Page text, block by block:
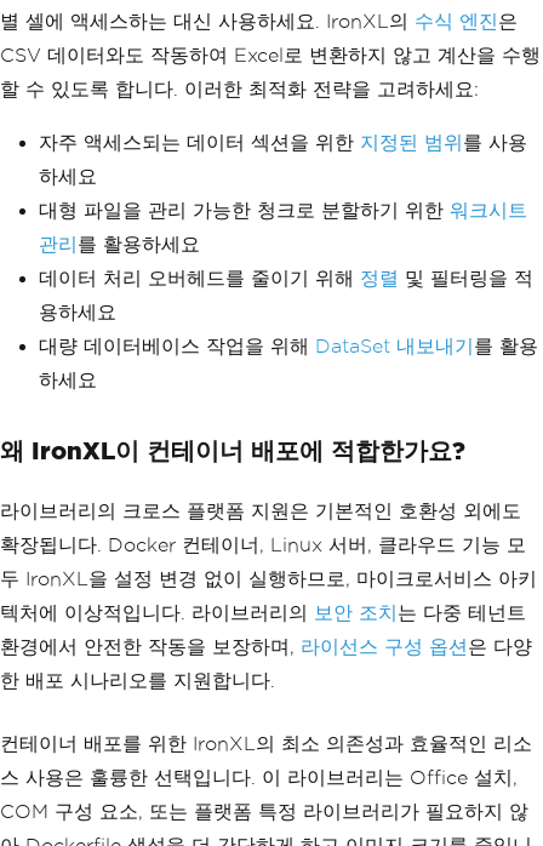
// Process data
var recordCount = shee
t .RowCount - 1 ;
// Exclude header
var
processedRecords
{
// Your proces
sing logic here
                        processedRecor
ds
++;
{
{filePath}: {rowEx.Message}" );
}
                results
.Add( new
FileRe
{
FileName
RecordsProcessed
=
processedRecords
ileStopwatch. ElapsedMilliseconds
});
별 셀에 액세스하는 대신 사용하세요. IronXL의 수식 엔진은
CSV 데이터와도 작동하여 Excel로 변환하지 않고 계산을 수행
할 수 있도록 합니다. 이러한 최적화 전략을 고려하세요:
자주 액세스되는 데이터 섹션을 위한 지정된 범위 를 사용
하세요
대형 파일을 관리 가능한 청크로 분할하기 위한 워크시트
관리 를 활용하세요
데이터 처리 오버헤드를 줄이기 위해 정렬 및 필터링을 적
용하세요
대량 데이터베이스 작업을 위해 DataSet 내보내기 를 활용
하세요
왜 IronXL이 컨테이너 배포에 적합한가요?
라이브러리의 크로스 플랫폼 지원은 기본적인 호환성 외에도
확장됩니다. Docker 컨테이너, Linux 서버, 클라우드 기능 모
두 IronXL을 설정 변경 없이 실행하므로, 마이크로서비스 아키
텍처에 이상적입니다. 라이브러리의
보안 조치 는 다중 테넌트
환경에서 안전한 작동을 보장하며, 라이선스 구성 옵션 은 다양
한 배포 시나리오를 지원합니다.
컨테이너 배포를 위한 IronXL의 최소 의존성과 효율적인 리소
스 사용은 훌륭한 선택입니다. 이 라이브러리는 Office 설치,
COM 구성 요소, 또는 플랫폼 특정 라이브러리가 필요하지 않